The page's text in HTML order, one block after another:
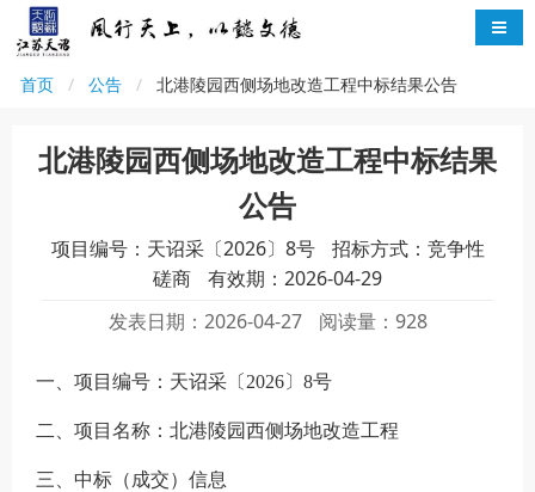
首页 公告 北港陵园西侧场地改造工程中标结果公告
北港陵园西侧场地改造工程中标结果
公告
项目编号：天诏采〔2026〕8号
招标方式：竞争性
磋商
有效期：2026-04-29
发表日期：2026-04-27
阅读量：928
一、项目编号： 天诏采〔 2026〕 8号
二、项目名称： 北港陵园西侧场地改造工程
三、中标（成交）信息